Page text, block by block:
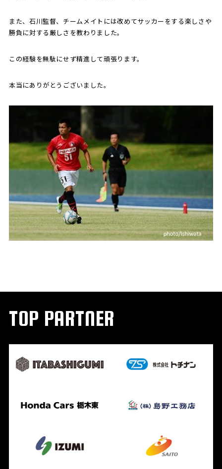
また、石川監督、チームメイトには改めてサッカーをする楽しさや
勝負に対する厳しさを教わりました。
この経験を無駄にせず精進して頑張ります。
本当にありがとうございました。
TOP PARTNER